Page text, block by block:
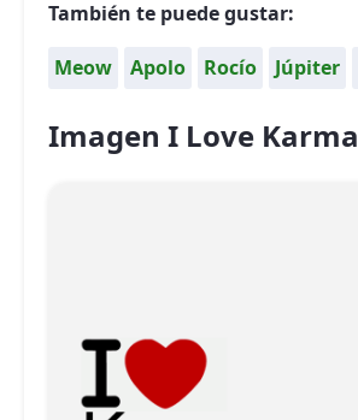
También te puede gustar:
Meow Apolo Rocío Júpiter
Imagen I Love Karma